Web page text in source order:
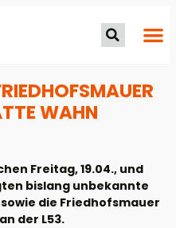
WAHN
Freitag, 19.04., und
bislang unbekannte
die Friedhofsmauer
der L53.